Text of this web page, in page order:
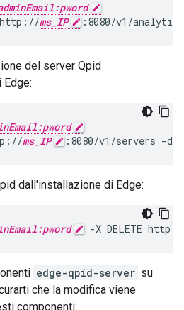
ms_IP :8080/v1/
del server Qpid
ms_IP :8080/v1/servers -d
dall'installazione di Edge:
-X DELETE
edge-qpid-server su
che la modifica viene
componenti: